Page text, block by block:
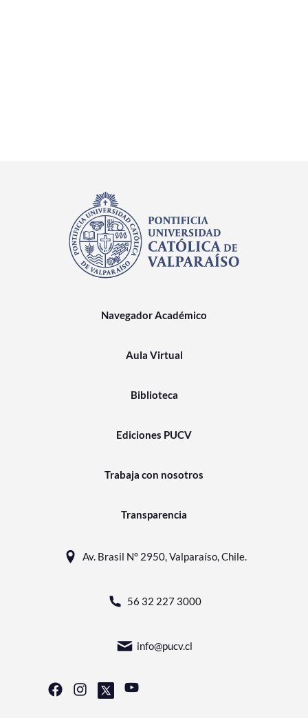
Navegador Académico
Aula Virtual
Biblioteca
Ediciones PUCV
Trabaja con nosotros
Transparencia
Av. Brasil N° 2950, Valparaíso, Chile.
56 32 227 3000
info@pucv.cl